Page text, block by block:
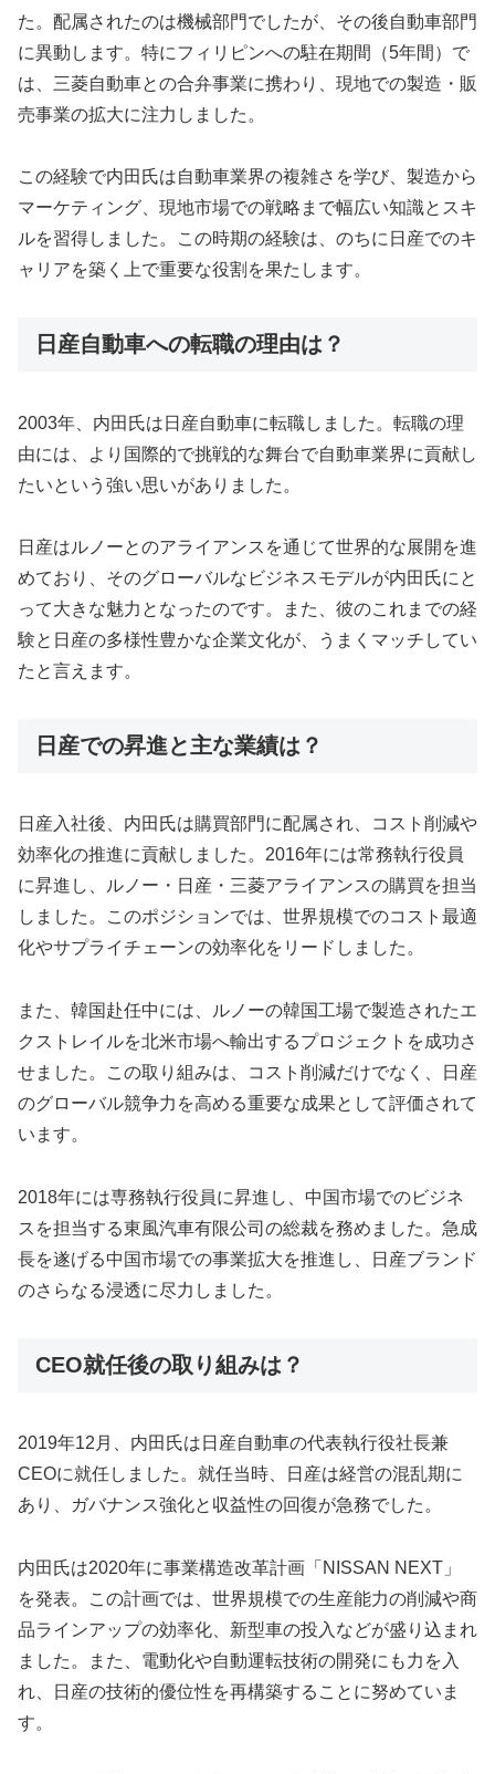
た。配属されたのは機械部門でしたが、その後自動車部門
に異動します。特にフィリピンへの駐在期間（5年間）で
は、三菱自動車との合弁事業に携わり、現地での製造・販
売事業の拡大に注力しました。
この経験で内田氏は自動車業界の複雑さを学び、製造から
マーケティング、現地市場での戦略まで幅広い知識とスキ
ルを習得しました。この時期の経験は、のちに日産でのキ
ャリアを築く上で重要な役割を果たします。
日産自動車への転職の理由は？
2003年、内田氏は日産自動車に転職しました。転職の理
由には、より国際的で挑戦的な舞台で自動車業界に貢献し
たいという強い思いがありました。
日産はルノーとのアライアンスを通じて世界的な展開を進
めており、そのグローバルなビジネスモデルが内田氏にと
って大きな魅力となったのです。また、彼のこれまでの経
験と日産の多様性豊かな企業文化が、うまくマッチしてい
たと言えます。
日産での昇進と主な業績は？
日産入社後、内田氏は購買部門に配属され、コスト削減や
効率化の推進に貢献しました。2016年には常務執行役員
に昇進し、ルノー・日産・三菱アライアンスの購買を担当
しました。このポジションでは、世界規模でのコスト最適
化やサプライチェーンの効率化をリードしました。
また、韓国赴任中には、ルノーの韓国工場で製造されたエ
クストレイルを北米市場へ輸出するプロジェクトを成功さ
せました。この取り組みは、コスト削減だけでなく、日産
のグローバル競争力を高める重要な成果として評価されて
います。
2018年には専務執行役員に昇進し、中国市場でのビジネ
スを担当する東風汽車有限公司の総裁を務めました。急成
長を遂げる中国市場での事業拡大を推進し、日産ブランド
のさらなる浸透に尽力しました。
CEO就任後の取り組みは？
2019年12月、内田氏は日産自動車の代表執行役社長兼
CEOに就任しました。就任当時、日産は経営の混乱期に
あり、ガバナンス強化と収益性の回復が急務でした。
内田氏は2020年に事業構造改革計画「NISSAN NEXT」
を発表。この計画では、世界規模での生産能力の削減や商
品ラインアップの効率化、新型車の投入などが盛り込まれ
ました。また、電動化や自動運転技術の開発にも力を入
れ、日産の技術的優位性を再構築することに努めていま
す。